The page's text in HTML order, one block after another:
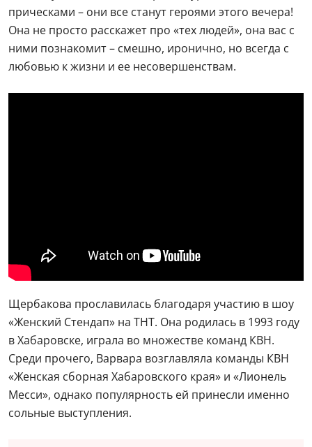
прическами – они все станут героями этого вечера!
Она не просто расскажет про «тех людей», она вас с
ними познакомит – смешно, иронично, но всегда с
любовью к жизни и ее несовершенствам.
Щербакова прославилась благодаря участию в шоу
«Женский Стендап» на ТНТ. Она родилась в 1993 году
в Хабаровске, играла во множестве команд КВН.
Среди прочего, Варвара возглавляла команды КВН
«Женская сборная Хабаровского края» и «Лионель
Месси», однако популярность ей принесли именно
сольные выступления.